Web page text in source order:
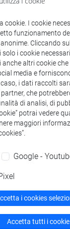
- 30h Lezione
markets and finance
cookie. I cookie
funzionamento
Cliccando
i cookie
altri cookie
media e
i dati raccolti
che
di analisi, di
potrai vedere
maggiori
Google -
i cookies
Accetta tutti i cookie